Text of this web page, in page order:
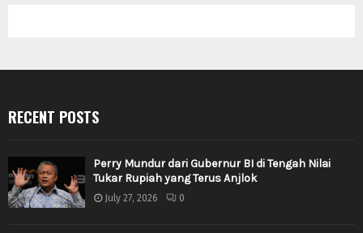
RECENT POSTS
Perry Mundur dari Gubernur BI di Tengah Nilai
Tukar Rupiah yang Terus Anjlok
July 27, 2026 0